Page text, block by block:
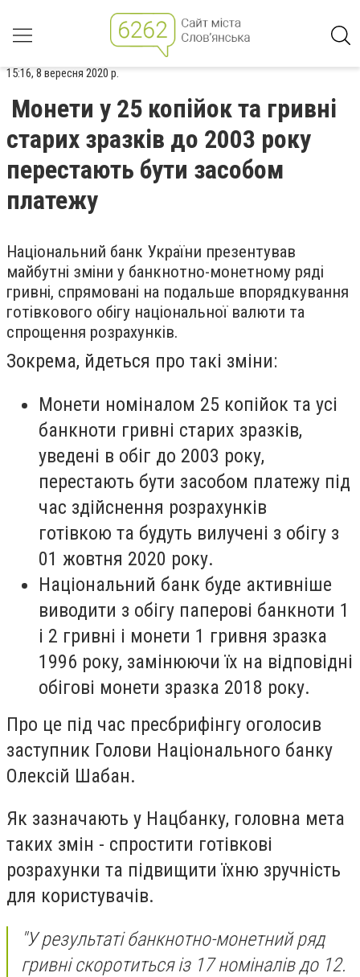
15:16, 8 вересня 2020 р.
Монети у 25 копійок та гривні
старих зразків до 2003 року
перестають бути засобом
платежу
Національний банк України презентував
майбутні зміни у банкнотно-монетному ряді
гривні, спрямовані на подальше впорядкування
готівкового обігу національної валюти та
спрощення розрахунків.
Зокрема, йдеться про такі зміни:
Монети номіналом 25 копійок та усі
банкноти гривні старих зразків,
уведені в обіг до 2003 року,
перестають бути засобом платежу під
час здійснення розрахунків
готівкою та будуть вилучені з обігу з
01 жовтня 2020 року.
Національний банк буде активніше
виводити з обігу паперові банкноти 1
і 2 гривні і монети 1 гривня зразка
1996 року, замінюючи їх на відповідні
обігові монети зразка 2018 року.
Про це під час пресбрифінгу оголосив
заступник Голови Національного банку
Олексій Шабан.
Як зазначають у Нацбанку, головна мета
таких змін - спростити готівкові
розрахунки та підвищити їхню зручність
для користувачів.
"У результаті банкнотно-монетний ряд
гривні скоротиться із 17 номіналів до 12.